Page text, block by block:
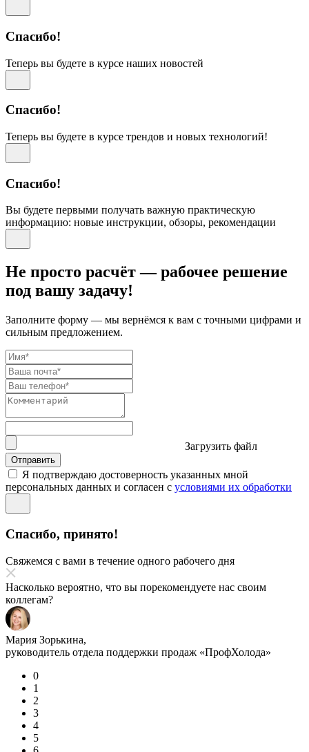
Спасибо!
Теперь вы будете в курсе наших новостей
Спасибо!
Теперь вы будете в курсе трендов и новых технологий!
Спасибо!
Вы будете первыми получать важную практическую
информацию: новые инструкции, обзоры, рекомендации
Не просто расчёт — рабочее решение
под вашу задачу!
Заполните форму — мы вернёмся к вам с точными цифрами и
сильным предложением.
Загрузить файл
Отправить
Я подтверждаю достоверность указанных мной
персональных данных и согласен с условиями их обработки
Спасибо, принято!
Свяжемся с вами в течение одного рабочего дня
Насколько вероятно, что вы порекомендуете нас своим
коллегам?
Мария Зорькина,
руководитель отдела поддержки продаж «ПрофХолода»
0
1
2
3
4
5